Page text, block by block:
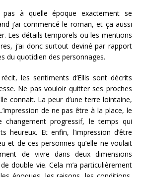
à quelle époque exactement se
j’ai commencé le roman, et ça aussi
Les détails temporels ou les mentions
j’ai donc surtout deviné par rapport
du quotidien des personnages.
les sentiments d’Ellis sont décrits
Ne pas vouloir quitter ses proches
connait. La peur d’une terre lointaine,
de ne pas être à la place, le
changement progressif, le temps qui
heureux. Et enfin, l’impression d’être
et de ces personnes qu’elle ne voulait
de vivre dans deux dimensions
double vie. Cela m’a particulièrement